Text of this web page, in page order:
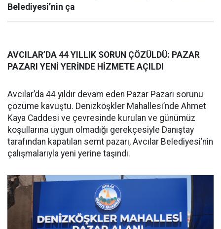
Belediyesi’nin ça
AVCILAR’DA 44 YILLIK SORUN ÇÖZÜLDÜ: PAZAR
PAZARI YENİ YERİNDE HİZMETE AÇILDI
Avcılar’da 44 yıldır devam eden Pazar Pazarı sorunu
çözüme kavuştu. Denizköşkler Mahallesi’nde Ahmet
Kaya Caddesi ve çevresinde kurulan ve günümüz
koşullarına uygun olmadığı gerekçesiyle Danıştay
tarafından kapatılan semt pazarı, Avcılar Belediyesi’nin
çalışmalarıyla yeni yerine taşındı.